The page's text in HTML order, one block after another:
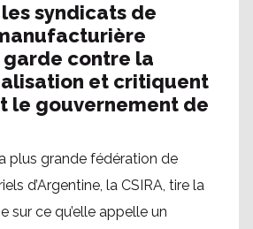
syndicats de
contre la
et critiquent
le gouvernement de
plus grande fédération de
d’Argentine, la CSIRA, tire la
sur ce qu’elle appelle un